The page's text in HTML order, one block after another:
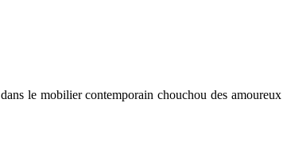
le mobilier contemporain chouchou des